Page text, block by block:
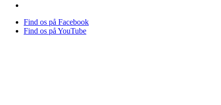
Find os på Facebook
Find os på YouTube